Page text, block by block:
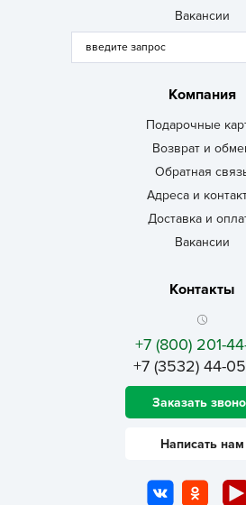
Вакансии
Компания
Подарочные
Возврат и
Обратная
Адреса и
Доставка и
Вакансии
Контакты
+7 (800) 201-
+7 (3532) 44-
Заказать
Написать нам